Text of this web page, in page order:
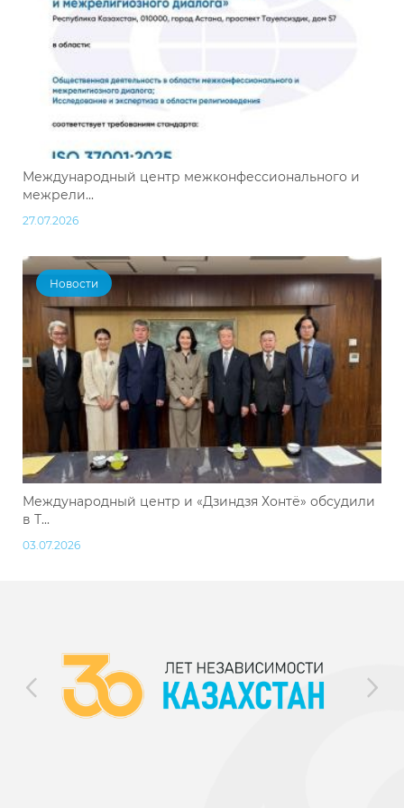
Международный центр межконфессионального и
межрели...
27.07.2026
Новости
Международный центр и «Дзиндзя Хонтё» обсудили
в Т...
03.07.2026